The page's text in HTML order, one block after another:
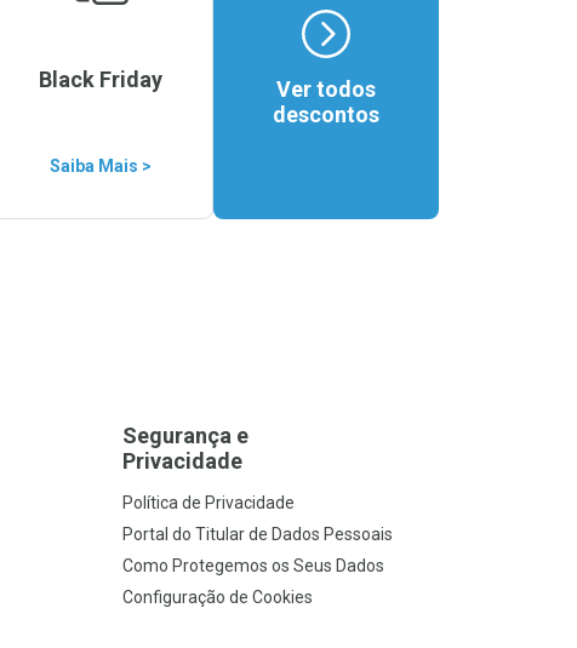
Black Friday
Saiba Mais >
Ver todos
descontos
Segurança e
Privacidade
Política de Privacidade
Portal do Titular de Dados Pessoais
Como Protegemos os Seus Dados
Configuração de Cookies